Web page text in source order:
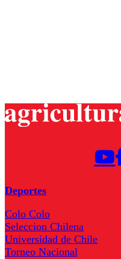
Deportes
Colo Colo
Seleccion Chilena
Universidad de Chile
Torneo Nacional